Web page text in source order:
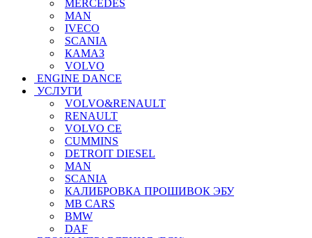
MERCEDES
MAN
IVECO
SCANIA
КАМАЗ
VOLVO
ENGINE DANCE
УСЛУГИ
VOLVO&RENAULT
RENAULT
VOLVO CE
CUMMINS
DETROIT DIESEL
MAN
SCANIA
КАЛИБРОВКА ПРОШИВОК ЭБУ
MB CARS
BMW
DAF